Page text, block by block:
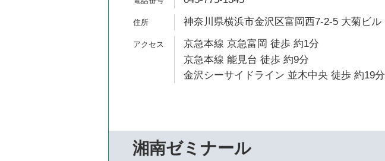
神奈川県横浜市金沢区富岡西7-2-5 大菊ビル
京急本線 京急富岡 徒歩 約1分
京急本線 能見台 徒歩 約9分
金沢シーサイドライン 並木中央 徒歩 約19分
湘南ゼミナール